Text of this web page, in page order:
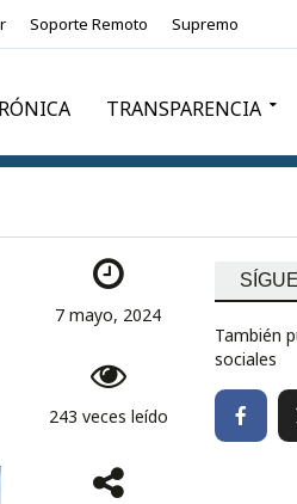
Soporte Remoto Supremo
TRANSPARENCIA
7 mayo, 2024
243 veces leído
También
sociales